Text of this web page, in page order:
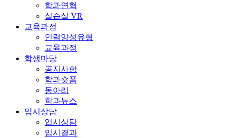
학과연혁
실습실 VR
교육과정
인력양성유형
교육과정
학생마당
공지사항
학과숏폼
동아리
학과뉴스
입시상담
입시상담
입시결과